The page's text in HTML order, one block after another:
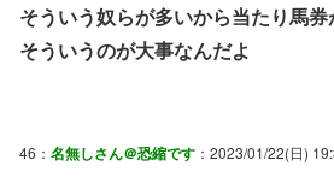
そういう奴らが多いから当たり馬券
そういうのが大事なんだよ
46： 名無しさん＠恐縮です ：2023/01/22(日)